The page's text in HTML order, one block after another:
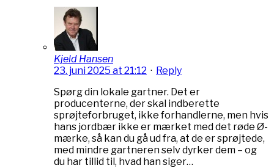
Kjeld Hansen
23. juni 2025 at 21:12 · Reply
Spørg din lokale gartner. Det er
producenterne, der skal indberette
sprøjteforbruget, ikke forhandlerne, men hvis
hans jordbær ikke er mærket med det røde Ø-
mærke, så kan du gå ud fra, at de er sprøjtede,
med mindre gartneren selv dyrker dem – og
du har tillid til, hvad han siger…